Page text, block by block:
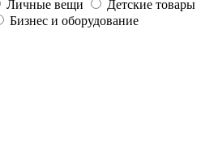
Личные вещи Детские товары
Бизнес и оборудование